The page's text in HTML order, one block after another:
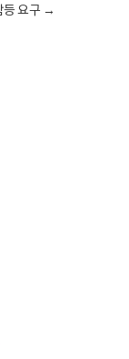
등 요구 →